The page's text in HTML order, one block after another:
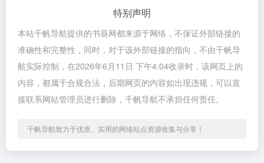
特别声明
本站千帆导航提供的书葵网都来源于网络，不保证外部链接的
准确性和完整性，同时，对于该外部链接的指向，不由千帆导
航实际控制，在2026年6月11日 下午4:04收录时，该网页上的
内容，都属于合规合法，后期网页的内容如出现违规，可以直
接联系网站管理员进行删除，千帆导航不承担任何责任。
千帆导航致力于优质、实用的网络站点资源收集与分享！